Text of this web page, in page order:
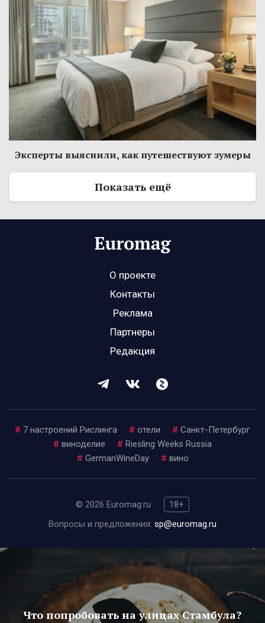
Эксперты выяснили, как путешествуют зумеры
Показать ещё
О проекте
Контакты
Реклама
Партнеры
Редакция
# 7 настроений Рислинга # отели # Санкт-Петербург
# виноделие # Riesling Weeks Russia
# GermanWineDay # вино
© 2026 Euromag.ru
18+
Вопросы и предложения: sp@euromag.ru
Что попробовать на улицах Стамбула?